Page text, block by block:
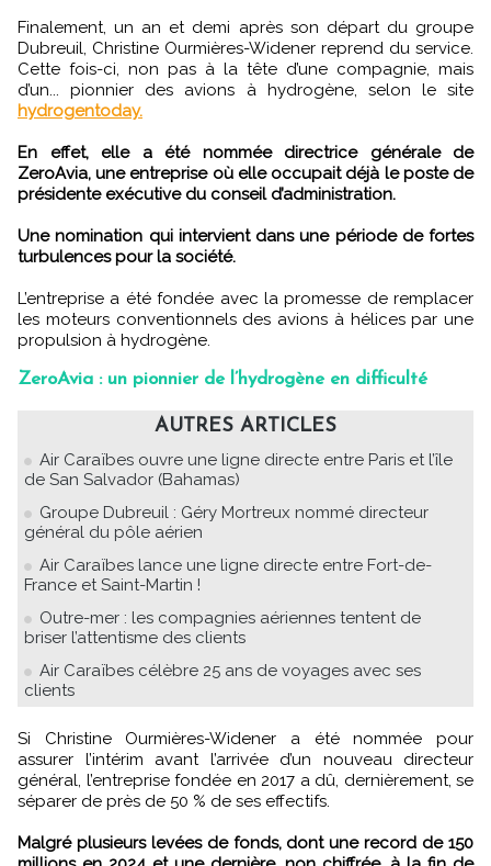
Finalement, un an et demi après son départ du groupe
Dubreuil, Christine Ourmières-Widener reprend du service.
Cette fois-ci, non pas à la tête d’une compagnie, mais
d’un... pionnier des avions à hydrogène, selon le site
hydrogentoday.
En effet, elle a été nommée directrice générale de
ZeroAvia, une entreprise où elle occupait déjà le poste de
présidente exécutive du conseil d’administration.
Une nomination qui intervient dans une période de fortes
turbulences pour la société.
L’entreprise a été fondée avec la promesse de remplacer
les moteurs conventionnels des avions à hélices par une
propulsion à hydrogène.
ZeroAvia : un pionnier de l’hydrogène en difficulté
AUTRES ARTICLES
Air Caraïbes ouvre une ligne directe entre Paris et l’île
de San Salvador (Bahamas)
Groupe Dubreuil : Géry Mortreux nommé directeur
général du pôle aérien
Air Caraïbes lance une ligne directe entre Fort-de-
France et Saint-Martin !
Outre-mer : les compagnies aériennes tentent de
briser l’attentisme des clients
Air Caraïbes célèbre 25 ans de voyages avec ses
clients
Si Christine Ourmières-Widener a été nommée pour
assurer l’intérim avant l’arrivée d’un nouveau directeur
général, l’entreprise fondée en 2017 a dû, dernièrement, se
séparer de près de 50 % de ses effectifs.
Malgré plusieurs levées de fonds, dont une record de 150